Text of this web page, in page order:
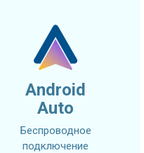
Android
Auto
Беспроводное
подключение